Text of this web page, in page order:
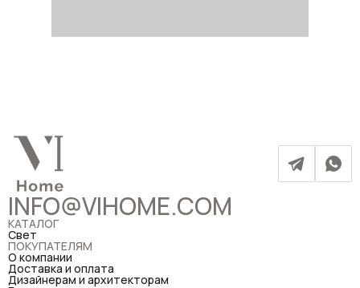
INFO@VIHOME.COM
КАТАЛОГ
Свет
ПОКУПАТЕЛЯМ
О компании
Доставка и оплата
Дизайнерам и архитекторам